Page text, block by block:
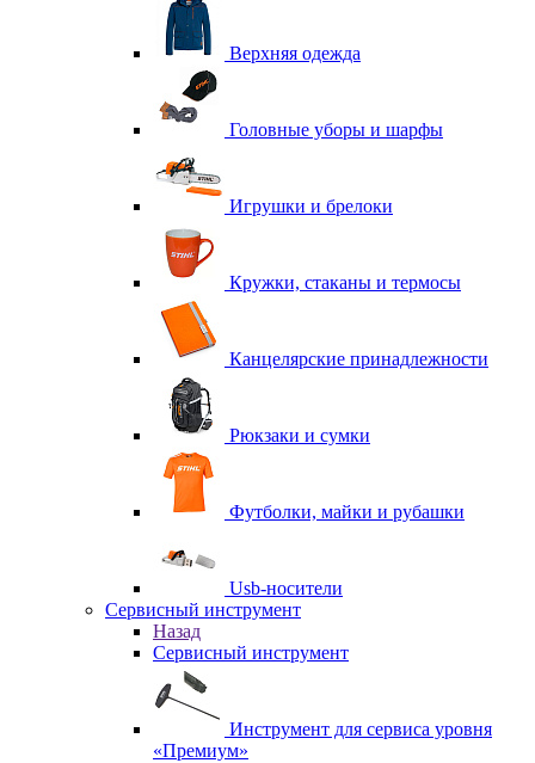
Верхняя одежда
Головные уборы и шарфы
Игрушки и брелоки
Кружки, стаканы и термосы
Канцелярские принадлежности
Рюкзаки и сумки
Футболки, майки и рубашки
Usb-носители
Сервисный инструмент
Назад
Сервисный инструмент
Инструмент для сервиса уровня
«Премиум»